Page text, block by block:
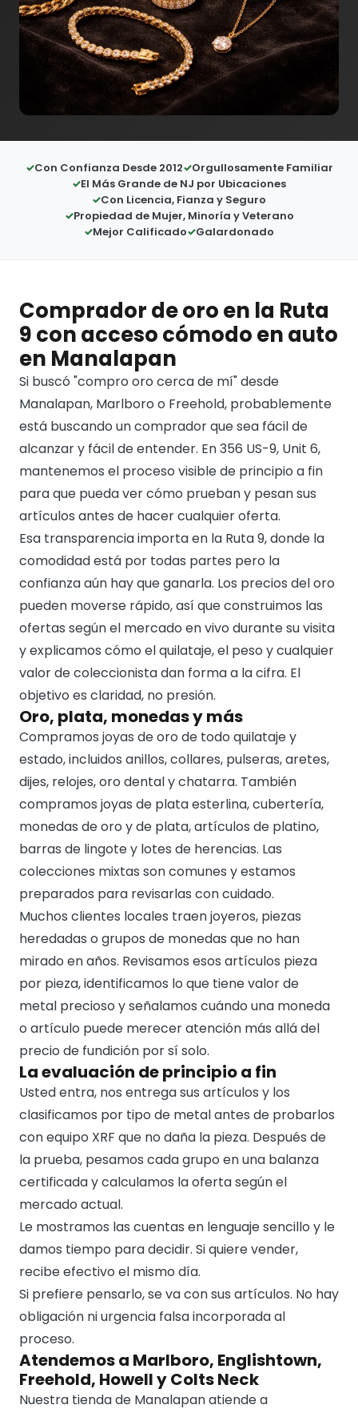
Con Confianza Desde 2012
Orgullosamente Familiar
El Más Grande de NJ por Ubicaciones
Con Licencia, Fianza y Seguro
Propiedad de Mujer, Minoría y Veterano
Mejor Calificado
Galardonado
Comprador de oro en la Ruta
9 con acceso cómodo en auto
en Manalapan
Si buscó "compro oro cerca de mí" desde
Manalapan, Marlboro o Freehold, probablemente
está buscando un comprador que sea fácil de
alcanzar y fácil de entender. En 356 US-9, Unit 6,
mantenemos el proceso visible de principio a fin
para que pueda ver cómo prueban y pesan sus
artículos antes de hacer cualquier oferta.
Esa transparencia importa en la Ruta 9, donde la
comodidad está por todas partes pero la
confianza aún hay que ganarla. Los precios del oro
pueden moverse rápido, así que construimos las
ofertas según el mercado en vivo durante su visita
y explicamos cómo el quilataje, el peso y cualquier
valor de coleccionista dan forma a la cifra. El
objetivo es claridad, no presión.
Oro, plata, monedas y más
Compramos joyas de oro de todo quilataje y
estado, incluidos anillos, collares, pulseras, aretes,
dijes, relojes, oro dental y chatarra. También
compramos joyas de plata esterlina, cubertería,
monedas de oro y de plata, artículos de platino,
barras de lingote y lotes de herencias. Las
colecciones mixtas son comunes y estamos
preparados para revisarlas con cuidado.
Muchos clientes locales traen joyeros, piezas
heredadas o grupos de monedas que no han
mirado en años. Revisamos esos artículos pieza
por pieza, identificamos lo que tiene valor de
metal precioso y señalamos cuándo una moneda
o artículo puede merecer atención más allá del
precio de fundición por sí solo.
La evaluación de principio a fin
Usted entra, nos entrega sus artículos y los
clasificamos por tipo de metal antes de probarlos
con equipo XRF que no daña la pieza. Después de
la prueba, pesamos cada grupo en una balanza
certificada y calculamos la oferta según el
mercado actual.
Le mostramos las cuentas en lenguaje sencillo y le
damos tiempo para decidir. Si quiere vender,
recibe efectivo el mismo día.
Si prefiere pensarlo, se va con sus artículos. No hay
obligación ni urgencia falsa incorporada al
proceso.
Atendemos a Marlboro, Englishtown,
Freehold, Howell y Colts Neck
Nuestra tienda de Manalapan atiende a